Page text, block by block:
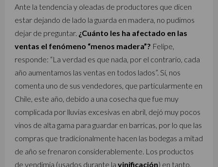
Ante la tendencia y oleadas de productores que dicen
estar dejando de lado la guarda en madera, no pudimos
dejar de preguntar. ¿Cuánto les ha afectado en las
ventas el fenómeno “menos madera”? Felipe,
responde: “La verdad es que nada, por el contrario, cada
año aumentamos las ventas en todos lados”. Sí, nos
comenta uno de sus vendedores, que particularmente en
Chile, este año, debido a una cosecha que fue muy
complicada por lluvias excesivas en abril, dejó muy pocos
vinos de alta gama para guardar en barricas, por lo que las
compras que tradicionalmente hacen las bodegas a mitad
de año se frenaron considerablemente. Los productos
de vendimia (usados durante la vinificación) en tanto,